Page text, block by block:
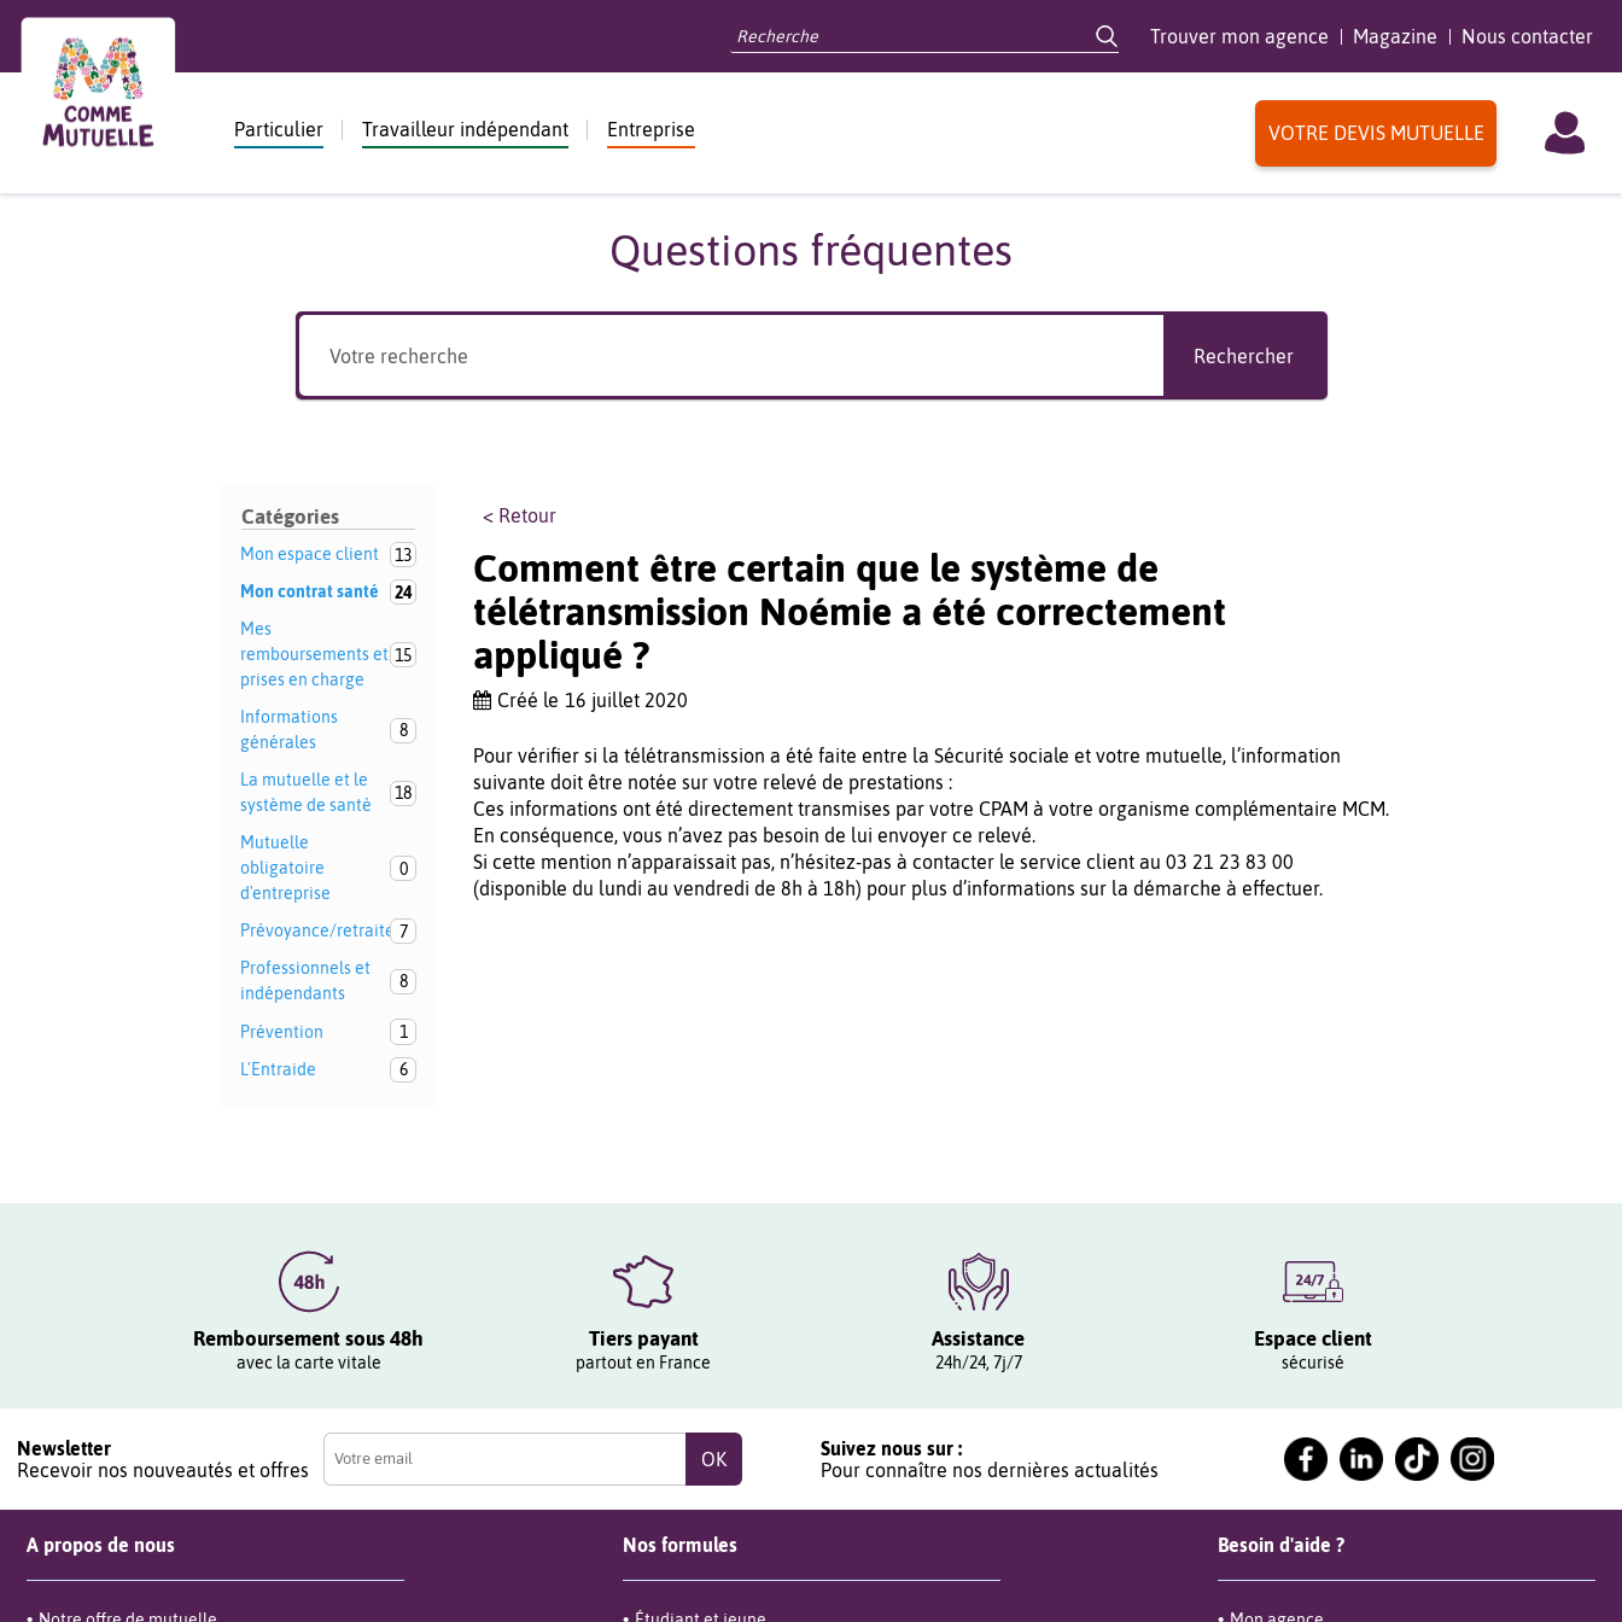
Trouver mon agence Magazine Nous contacter
Particulier Travailleur indépendant Entreprise VOTRE DEVIS MUTUELLE
Questions fréquentes
Rechercher
Catégories
Mon espace client
13
Mon contrat santé
24
Mes
remboursements et
prises en charge
15
Informations
générales
8
La mutuelle et le
système de santé
18
Mutuelle
obligatoire
d'entreprise
0
Prévoyance/retraite 7
Professionnels et
indépendants
8
Prévention
1
L'Entraide
6
< Retour
Comment être certain que le système de
télétransmission Noémie a été correctement
appliqué ?
Créé le 16 juillet 2020
Pour vérifier si la télétransmission a été faite entre la Sécurité sociale et votre mutuelle, l’information
suivante doit être notée sur votre relevé de prestations :
Ces informations ont été directement transmises par votre CPAM à votre organisme complémentaire MCM.
En conséquence, vous n’avez pas besoin de lui envoyer ce relevé.
Si cette mention n’apparaissait pas, n’hésitez-pas à contacter le service client au 03 21 23 83 00
(disponible du lundi au vendredi de 8h à 18h) pour plus d’informations sur la démarche à effectuer.
Remboursement sous 48h
avec la carte vitale
Tiers payant
partout en France
Assistance
24h/24, 7j/7
Espace client
sécurisé
Newsletter
Recevoir nos nouveautés et offres
Suivez nous sur :
Pour connaître nos dernières actualités
A propos de nous Nos formules Besoin d'aide ?